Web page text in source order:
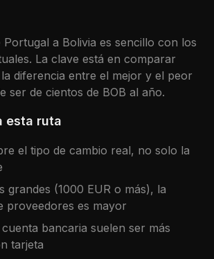
Portugal a Bolivia es sencillo con los
La clave está en comparar
diferencia entre el mejor y el peor
ser de cientos de BOB al año.
esta ruta
el tipo de cambio real, no solo la
grandes (1000 EUR o más), la
proveedores es mayor
bancaria suelen ser más
tarjeta